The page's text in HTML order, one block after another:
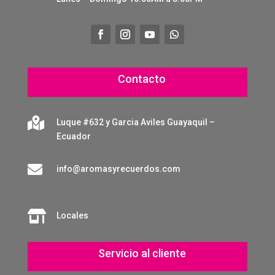
Contacto

Luque #632 y Garcia Aviles Guayaquil –
Ecuador
 info@aromasyrecuerdos.com
 Locales
Servicio al cliente